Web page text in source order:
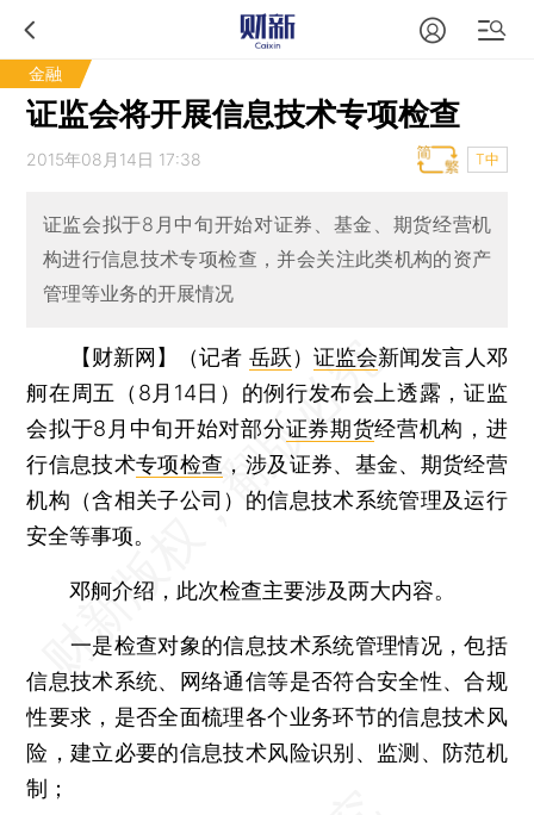
金融
证监会将开展信息技术专项检查
2015年08月14日 17:38 T中
证监会拟于8月中旬开始对证券、基金、期货经营机
构进行信息技术专项检查，并会关注此类机构的资产
管理等业务的开展情况
【财新网】（记者 岳跃） 证监会新闻发言人邓
舸在周五（8月14日）的例行发布会上透露，证监
会拟于8月中旬开始对部分证券期货经营机构，进
行信息技术专项检查 ，涉及证券、基金、期货经营
机构（含相关子公司）的信息技术系统管理及运行
安全等事项。
邓舸介绍，此次检查主要涉及两大内容。
一是检查对象的信息技术系统管理情况，包括
信息技术系统、网络通信等是否符合安全性、合规
性要求，是否全面梳理各个业务环节的信息技术风
险，建立必要的信息技术风险识别、监测、防范机
制；